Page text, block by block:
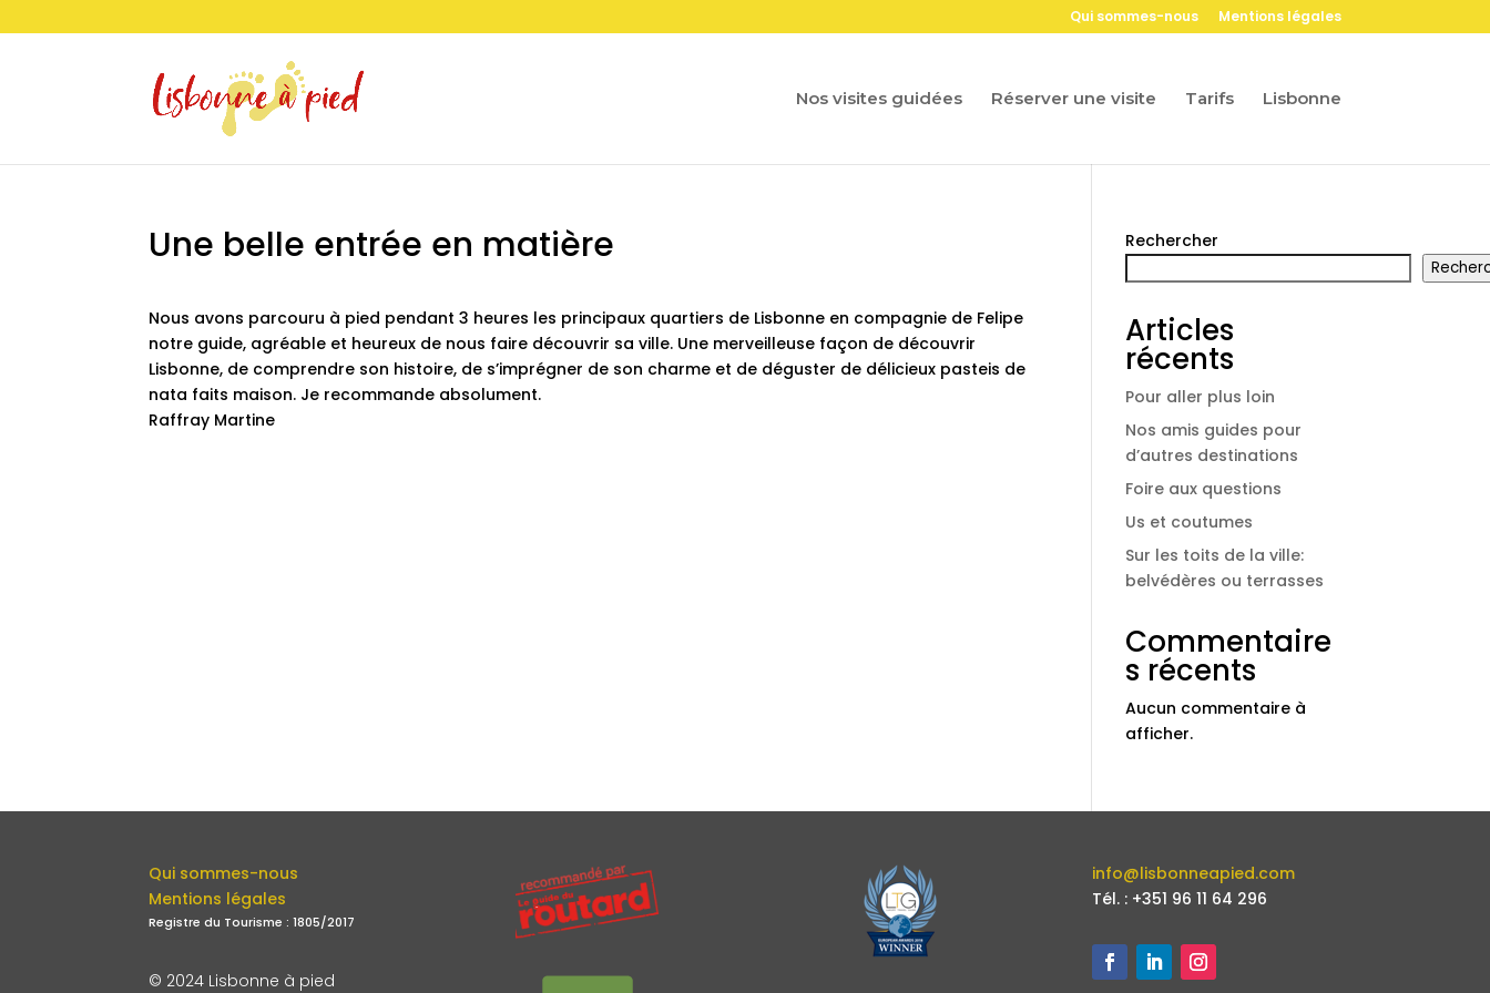
Qui sommes-nous Mentions légales
Nos visites guidées Réserver une visite Tarifs Lisbonne
Une belle entrée en matière
Nous avons parcouru à pied pendant 3 heures les principaux quartiers de Lisbonne en compagnie de Felipe
notre guide, agréable et heureux de nous faire découvrir sa ville. Une merveilleuse façon de découvrir
Lisbonne, de comprendre son histoire, de s’imprégner de son charme et de déguster de délicieux pasteis de
nata faits maison. Je recommande absolument.
Raffray Martine
Rechercher
Articles
récents
Pour aller plus loin
Nos amis guides pour
d’autres destinations
Foire aux questions
Us et coutumes
Sur les toits de la ville:
belvédères ou terrasses
Commentaire
s récents
Aucun commentaire à
afficher.
Qui sommes-nous
Mentions légales
Registre du Tourisme : 1805/2017
© 2024 Lisbonne à pied
info@lisbonneapied.com
Tél. : +351 96 11 64 296